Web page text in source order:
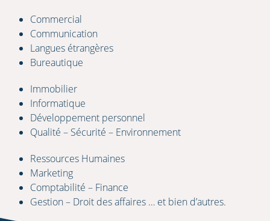
Commercial
Communication
Langues étrangères
Bureautique
Immobilier
Informatique
Développement personnel
Qualité – Sécurité – Environnement
Ressources Humaines
Marketing
Comptabilité – Finance
Gestion – Droit des affaires … et bien d’autres.